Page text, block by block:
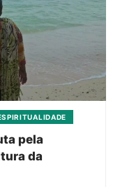
pela
da